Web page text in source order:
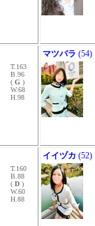
T.163
B.96
( G )
W.68
H.98
マツバラ (54)
T.160
B.88
( D )
W.60
H.88
イイヅカ (52)